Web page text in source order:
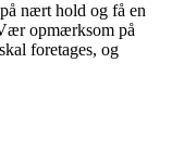
nært hold og få en
opmærksom på
foretages, og